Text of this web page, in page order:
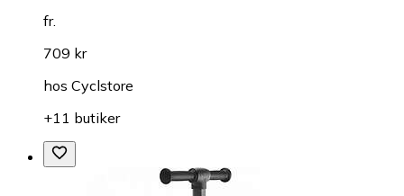
fr.
709 kr
hos Cyclstore
+11 butiker